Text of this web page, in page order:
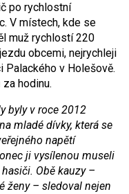
po rychlostní
V místech, kde se
muž rychlostí 220
obcemi, nejrychleji
v Holešově.
hodinu.
byly v roce 2012
mladé dívky, která se
napětí
ji vysílenou museli
Obě kauzy –
ženy – sledoval nejen